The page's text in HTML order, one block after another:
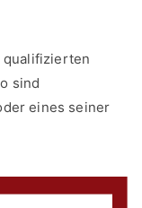
qualifizierten
sind
eines seiner